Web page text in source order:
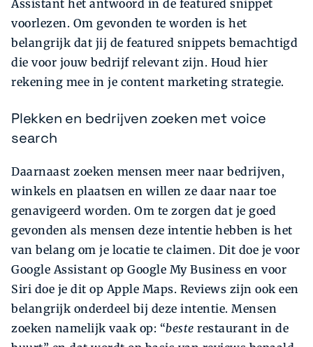
Assistant het antwoord in de featured snippet
voorlezen. Om gevonden te worden is het
belangrijk dat jij de featured snippets bemachtigd
die voor jouw bedrijf relevant zijn. Houd hier
rekening mee in je content marketing strategie.
Plekken en bedrijven zoeken met voice
search
Daarnaast zoeken mensen meer naar bedrijven,
winkels en plaatsen en willen ze daar naar toe
genavigeerd worden. Om te zorgen dat je goed
gevonden als mensen deze intentie hebben is het
van belang om je locatie te claimen. Dit doe je voor
Google Assistant op Google My Business en voor
Siri doe je dit op Apple Maps. Reviews zijn ook een
belangrijk onderdeel bij deze intentie. Mensen
zoeken namelijk vaak op: “beste restaurant in de